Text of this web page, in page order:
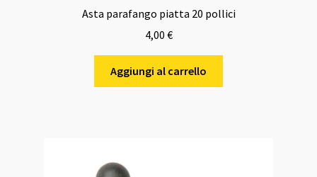
Asta parafango piatta 20 pollici
4,00 €
Aggiungi al carrello